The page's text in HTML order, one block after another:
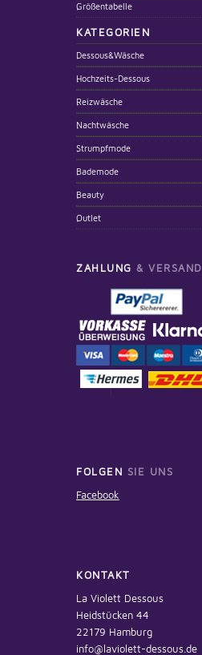
Größentabelle
KATEGORIEN
Dessous&Wäsche
Hochzeits-Dessous
Reizwäsche
Nachtwäsche
Strumpfmode
Bademode
Beauty
Outlet
ZAHLUNG & VERSAND
FOLGEN SIE UNS
Facebook
KONTAKT
La Violett Dessous
Heidstücken 44
22179 Hamburg
info@laviolett-dessous.de